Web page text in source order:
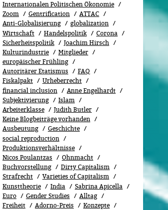
Internationalen Politischen Ökonomie
Zoom
Gentrification
ATTAC
Anti-Globalisierung
globalization
Wirtschaft
Handelspolitik
Corona
Sicherheitspolitik
Joachim Hirsch
Kulturindustrie
Mitglieder
europäischer Frühling
Autoritärer Etatismus
FAQ
Fiskalpakt
Urheberrecht
financial inclusion
Anne Engelhardt
Subjektivierung
Islam
Arbeiterklasse
Judith Butler
Keine Blogbeiträge vorhanden
Ausbeutung
Geschichte
social reproduction
Produktionsverhältnisse
Nicos Poulantzas
Ohnmacht
Buchvorstellung
Dirty Capitalism
Strafrecht
Varieties of Capitalism
Kunsttheorie
India
Sabrina Apicella
Euro
Gender Studies
All­tag
Freiheit
Adorno-Preis
Konzepte